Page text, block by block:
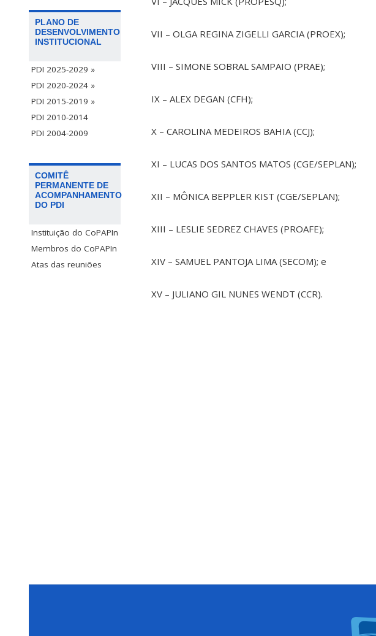
PLANO DE
DESENVOLVIMENTO
INSTITUCIONAL
PDI 2025-2029 »
PDI 2020-2024 »
PDI 2015-2019 »
PDI 2010-2014
PDI 2004-2009
COMITÊ
PERMANENTE DE
ACOMPANHAMENTO
DO PDI
Instituição do CoPAPIn
Membros do CoPAPIn
Atas das reuniões
VII – OLGA REGINA ZIGELLI GARCIA (PROEX);
VIII – SIMONE SOBRAL SAMPAIO (PRAE);
IX – ALEX DEGAN (CFH);
X – CAROLINA MEDEIROS BAHIA (CCJ);
XI – LUCAS DOS SANTOS MATOS (CGE/SEPLAN);
XII – MÔNICA BEPPLER KIST (CGE/SEPLAN);
XIII – LESLIE SEDREZ CHAVES (PROAFE);
XIV – SAMUEL PANTOJA LIMA (SECOM); e
XV – JULIANO GIL NUNES WENDT (CCR).